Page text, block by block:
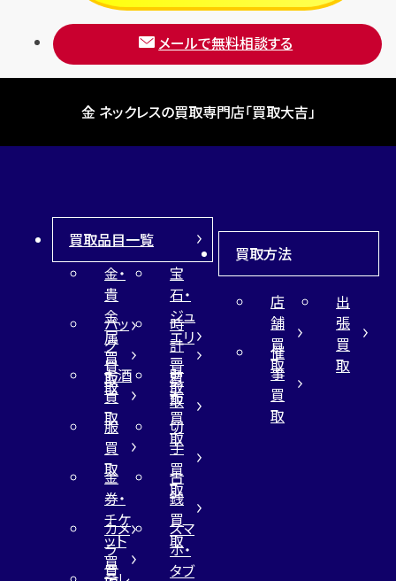
メールで無料相談する
金 ネックレスの買取専門店「買取大吉」
買取品目一覧
金・
貴
金
属
買
取
宝
石・
ジュ
エリ
ー
買
取
バッ
グ
買
取
時
計
買
取
お酒
買
取
財
布
買
取
服
買
取
切
手
買
取
金
券・
チケ
ット
買
古
銭
買
取
カメ
ラ
買
スマ
ホ・
タブ
買取方法
店
舗
買
取
出
張
買
取
催
事
買
取